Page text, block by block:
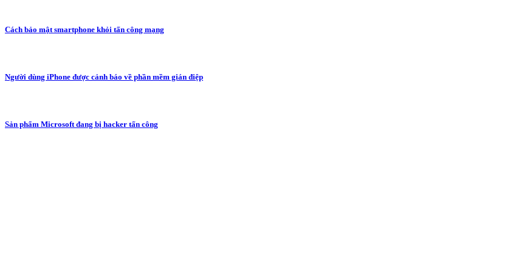
Cách bảo mật smartphone khỏi tấn công mạng
Người dùng iPhone được cảnh báo về phần mềm gián điệp
Sản phẩm Microsoft đang bị hacker tấn công